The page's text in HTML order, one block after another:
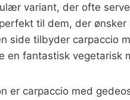
variant, der ofte
til dem, der
side tilbyder carpaccio
en fantastisk vegetarisk
er carpaccio med